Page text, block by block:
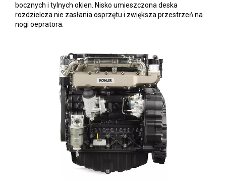
bocznych i tylnych okien. Nisko umieszczona deska
rozdzielcza nie zasłania osprzętu i zwiększa przestrzeń na
nogi oepratora.